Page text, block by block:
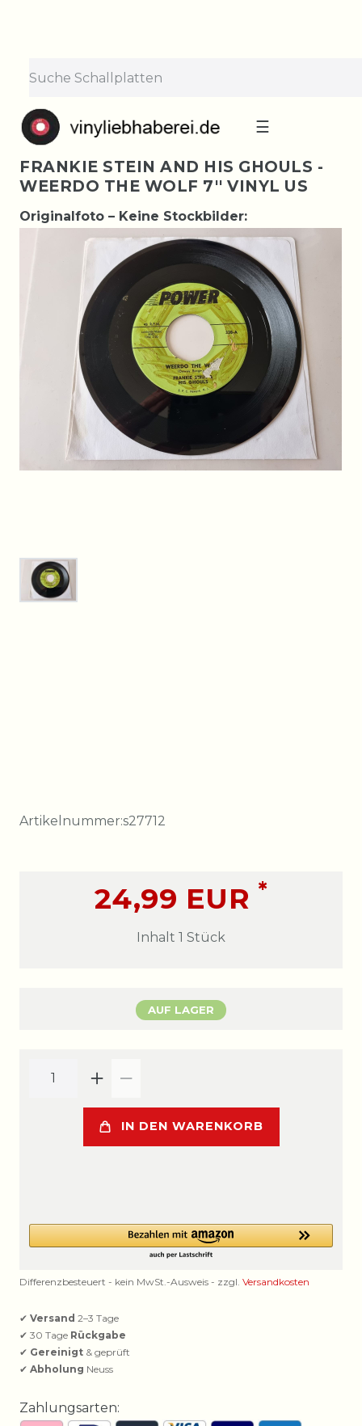
☰
FRANKIE STEIN AND HIS GHOULS -
WEERDO THE WOLF 7'' VINYL US
Originalfoto – Keine Stockbilder:
Artikelnummer:s27712
24,99 EUR *
Inhalt 1 Stück
AUF LAGER
IN DEN WARENKORB
Differenzbesteuert - kein MwSt.-Ausweis - zzgl. Versandkosten
✔ Versand 2–3 Tage
✔ 30 Tage Rückgabe
✔ Gereinigt & geprüft
✔ Abholung Neuss
Zahlungsarten: